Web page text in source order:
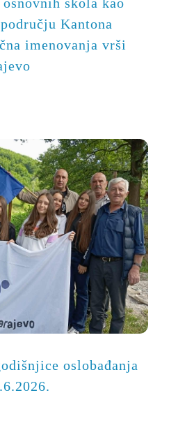
Kantona
imenovanja vrši
oslobađanja